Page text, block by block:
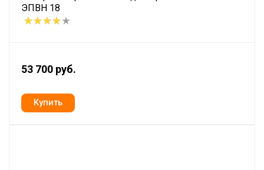
ЭПВН 18
53 700 руб.